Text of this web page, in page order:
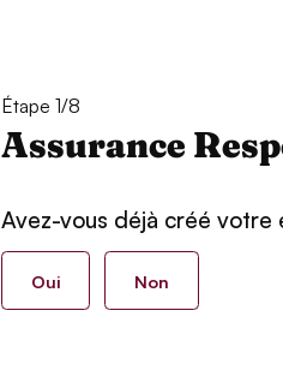
Étape 1/8
Assurance
Avez-vous déjà créé votre
Oui Non